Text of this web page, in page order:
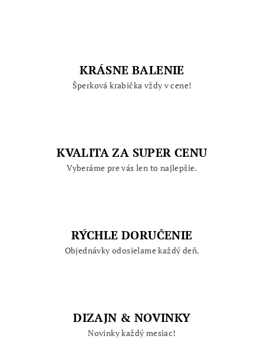
KRÁSNE BALENIE
Šperková krabička vždy v cene!
KVALITA ZA SUPER CENU
Vyberáme pre vás len to najlepšie.
RÝCHLE DORUČENIE
Objednávky odosielame každý deň.
DIZAJN & NOVINKY
Novinky každý mesiac!